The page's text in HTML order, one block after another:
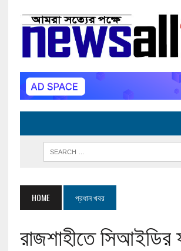
HOME প্রধান খবর
রাজশাহীতে